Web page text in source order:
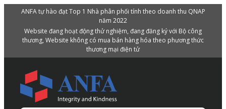
ANFA tự hào đạt Top 1 Nhà phân phối tính theo doanh thu QNAP
năm 2022
Website đang hoạt động thử nghiệm, đang đăng ký với Bộ công
thương, Website không có mua bán hàng hóa theo phương thức
thương mại điện tử